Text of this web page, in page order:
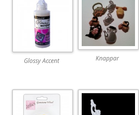
Glossy Accent
Knappar